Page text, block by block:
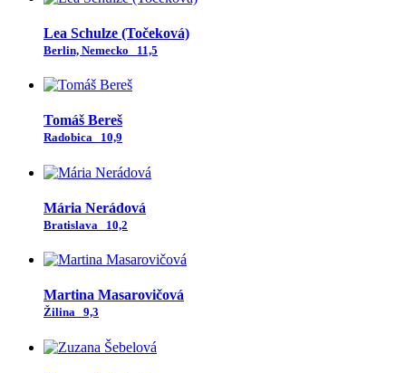
Lea Schulze (Točeková)
Berlin, Nemecko 11,5
Tomáš Bereš
Radobica 10,9
Mária Nerádová
Bratislava 10,2
Martina Masarovičová
Žilina 9,3